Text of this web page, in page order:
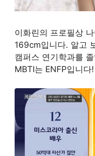
이화린의 프로필상
169cm입니다. 알고
캠퍼스 연기학과를
MBTI는 ENFP입니다!